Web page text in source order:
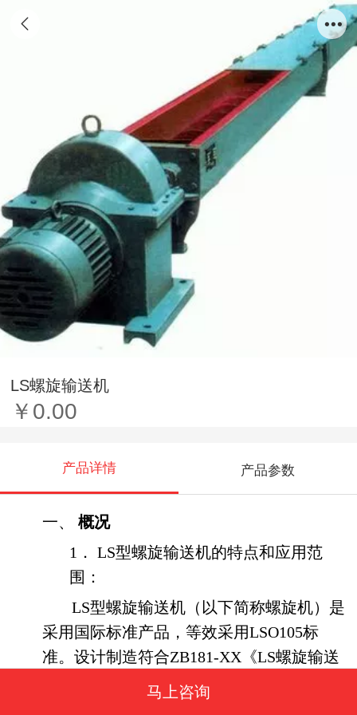
LS螺旋输送机
￥0.00
产品详情 产品参数
一、
概况
1． LS型螺旋输送机的特点和应用范
围：
LS型螺旋输送机（以下简称螺旋机）是
采用国际标准产品，等效采用LSO105标
准。设计制造符合ZB181-XX 《LS螺旋输送
机》（报批稿）专业标准。结构新颖，技术
马上咨询